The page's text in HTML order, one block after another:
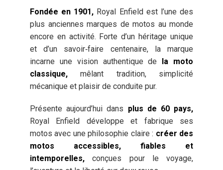
Fondée en 1901, Royal Enfield est l’une des
plus anciennes marques de motos au monde
encore en activité. Forte d’un héritage unique
et d’un savoir‑faire centenaire, la marque
incarne une vision authentique de la moto
classique, mêlant tradition, simplicité
mécanique et plaisir de conduite pur.
Présente aujourd’hui dans plus de 60 pays,
Royal Enfield développe et fabrique ses
motos avec une philosophie claire : créer des
motos accessibles, fiables et
intemporelles, conçues pour le voyage,